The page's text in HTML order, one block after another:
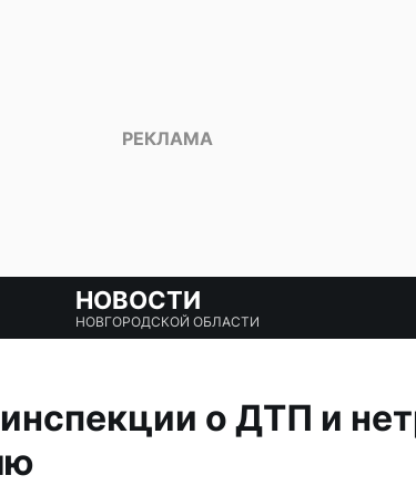
НОВОСТИ
НОВГОРОДСКОЙ ОБЛАСТИ
о ДТП и